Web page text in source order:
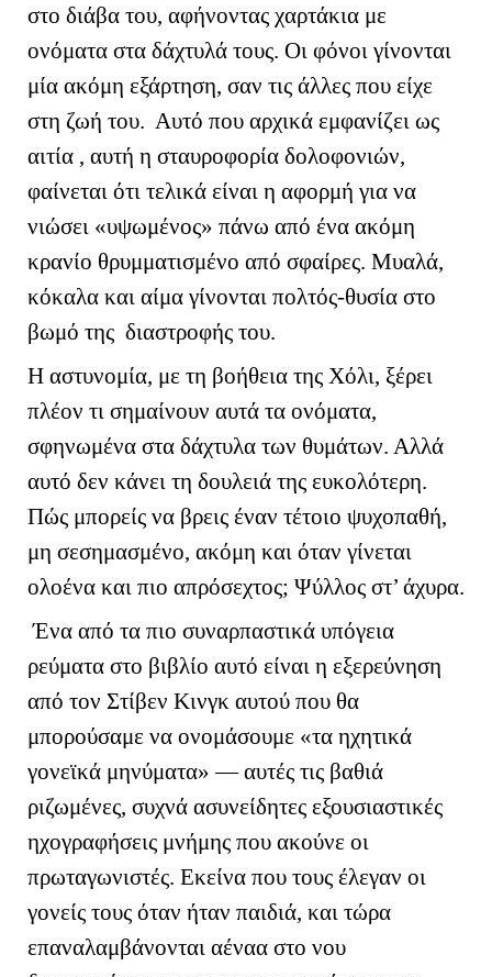
στο διάβα του, αφήνοντας χαρτάκια με
ονόματα στα δάχτυλά τους. Οι φόνοι γίνονται
μία ακόμη εξάρτηση, σαν τις άλλες που είχε
στη ζωή του. Αυτό που αρχικά εμφανίζει ως
αιτία , αυτή η σταυροφορία δολοφονιών,
φαίνεται ότι τελικά είναι η αφορμή για να
νιώσει «υψωμένος» πάνω από ένα ακόμη
κρανίο θρυμματισμένο από σφαίρες. Μυαλά,
κόκαλα και αίμα γίνονται πολτός-θυσία στο
βωμό της διαστροφής του.
Η αστυνομία, με τη βοήθεια της Χόλι, ξέρει
πλέον τι σημαίνουν αυτά τα ονόματα,
σφηνωμένα στα δάχτυλα των θυμάτων. Αλλά
αυτό δεν κάνει τη δουλειά της ευκολότερη.
Πώς μπορείς να βρεις έναν τέτοιο ψυχοπαθή,
μη σεσημασμένο, ακόμη και όταν γίνεται
ολοένα και πιο απρόσεχτος; Ψύλλος στ’ άχυρα.
Ένα από τα πιο συναρπαστικά υπόγεια
ρεύματα στο βιβλίο αυτό είναι η εξερεύνηση
από τον Στίβεν Κινγκ αυτού που θα
μπορούσαμε να ονομάσουμε «τα ηχητικά
γονεϊκά μηνύματα» — αυτές τις βαθιά
ριζωμένες, συχνά ασυνείδητες εξουσιαστικές
ηχογραφήσεις μνήμης που ακούνε οι
πρωταγωνιστές. Εκείνα που τους έλεγαν οι
γονείς τους όταν ήταν παιδιά, και τώρα
επαναλαμβάνονται αέναα στο νου